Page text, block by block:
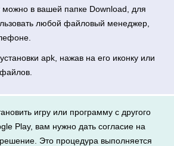
можно в вашей папке Download, для
любой файловый менеджер,
apk, нажав на его иконку или
игру или программу с другого
Play, вам нужно дать согласие на
Это процедура выполняется